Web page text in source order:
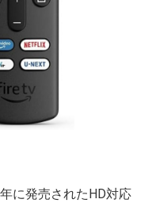
に発売されたHD対応